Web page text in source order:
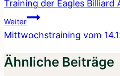
Training der Eagles Billiard
Weiter
Mittwochstraining vom
Ähnliche Beiträge